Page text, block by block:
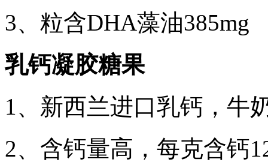
3、粒含DHA藻油385mg
乳钙凝胶糖果
1、新西兰进口乳钙，牛
2、含钙量高，每克含钙